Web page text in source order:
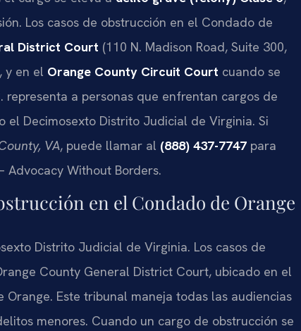
Los casos de obstrucción en el Condado de
District Court (110 N. Madison Road, Suite 300,
y en el Orange County Circuit Court cuando se
representa a personas que enfrentan cargos de
Decimosexto Distrito Judicial de Virginia. Si
VA, puede llamar al (888) 437-7747 para
Advocacy Without Borders.
en el Condado de Orange
Distrito Judicial de Virginia. Los casos de
County General District Court, ubicado en el
Orange. Este tribunal maneja todas las audiencias
menores. Cuando un cargo de obstrucción se